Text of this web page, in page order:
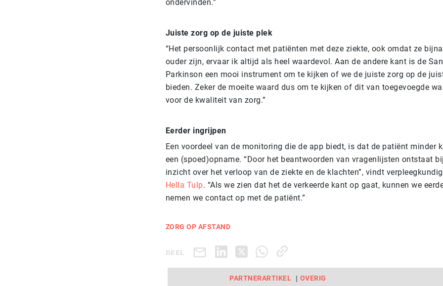
ondervinden.”
Juiste zorg op de juiste plek
“Het persoonlijk contact met patiënten met deze ziekte, ook omdat ze
ouder zijn, ervaar ik altijd als heel waardevol. Aan de andere kant is de
Parkinson een mooi instrument om te kijken of we de juiste zorg op de
bieden. Zeker de moeite waard dus om te kijken of dit van toegevoegde
voor de kwaliteit van zorg.”
Eerder ingrijpen
Een voordeel van de monitoring die de app biedt, is dat de patiënt minder
een (spoed)opname. “Door het beantwoorden van vragenlijsten ontstaat
inzicht over het verloop van de ziekte en de klachten”, vindt
Hella Tulp. “Als we zien dat het de verkeerde kant op gaat, kunnen we
nemen we contact op met de patiënt.”
ZORG OP AFSTAND
DEEL
PARTNERARTIKEL OVERIG